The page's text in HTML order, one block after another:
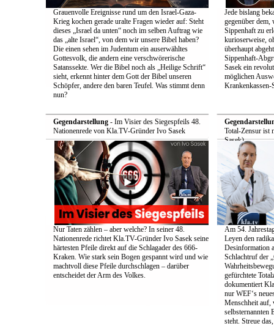
Grauenvolle Ereignisse rund um den Israel-Gaza-
Krieg kochen gerade uralte Fragen wieder auf: Steht
dieses „Israel da unten“ noch im selben Auftrag wie
das „alte Israel“, von dem wir unsere Bibel haben?
Die einen sehen im Judentum ein auserwähltes
Gottesvolk, die andern eine verschwörerische
Satanssekte. Wer die Bibel noch als „Heilige Schrift“
sieht, erkennt hinter dem Gott der Bibel unseren
Schöpfer, andere den baren Teufel. Was stimmt denn
nun?
Jede bislang
gegenüber dem,
Sippenhaft zu
kurioserweise,
überhaupt
Sippenhaft-
Sasek ein
möglichen
Krankenkassen-
Gegendarstellung- Im Visier des Siegespfeils 48.
Nationenrede von Kla.TV-Gründer Ivo Sasek
Nur Taten zählen – aber welche? In seiner 48.
Nationenrede richtet Kla.TV-Gründer Ivo Sasek seine
härtesten Pfeile direkt auf die Schlagader des 666-
Kraken. Wie stark sein Bogen gespannt wird und wie
machtvoll diese Pfeile durchschlagen – darüber
entscheidet der Arm des Volkes.
Total-Zensur ist
Sasek)
Am 54.
Leyen den
Desinformation
Schlachtruf der
gefürchtete
dokumentiert
nur WEF‘s
Menschheit auf,
selbsternannten
steht. Streue